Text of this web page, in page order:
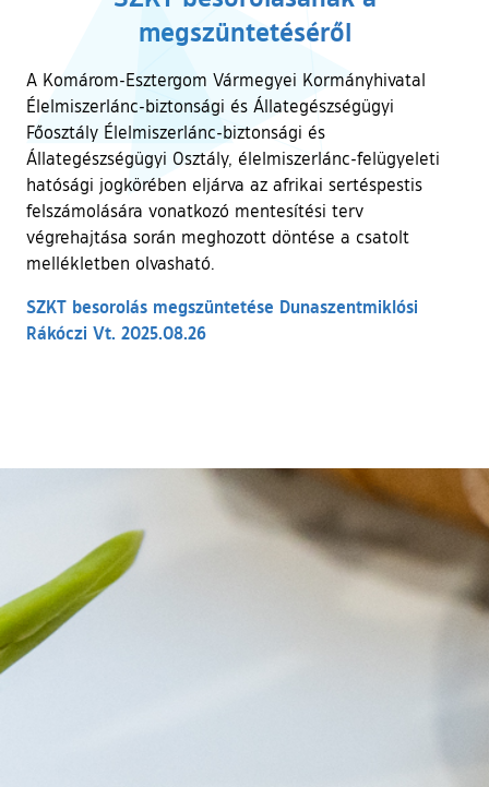
megszüntetéséről
A Komárom-Esztergom Vármegyei Kormányhivatal
Élelmiszerlánc-biztonsági és Állategészségügyi
Főosztály Élelmiszerlánc-biztonsági és
Állategészségügyi Osztály, élelmiszerlánc-felügyeleti
hatósági jogkörében eljárva az afrikai sertéspestis
felszámolására vonatkozó mentesítési terv
végrehajtása során meghozott döntése a csatolt
mellékletben olvasható.
SZKT besorolás megszüntetése Dunaszentmiklósi
Rákóczi Vt. 2025.08.26